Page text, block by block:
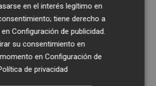
de Estado de
ha anunciado este
país norteamericano
resolución ante el Consejo
la Naciones Unidas "para
en el interés legítimo en
tiene derecho a
enConfiguración de publicidad.
su consentimiento en
enConfiguración de
de privacidad